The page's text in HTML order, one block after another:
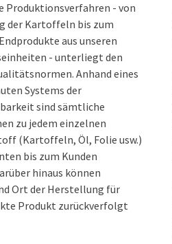
Produktionsverfahren - von
der Kartoffeln bis zum
aus unseren
- unterliegt den
Anhand eines
Systems der
sind sämtliche
zu jedem einzelnen
(Kartoffeln, Öl, Folie usw.)
bis zum Kunden
hinaus können
Ort der Herstellung für
Produkt zurückverfolgt